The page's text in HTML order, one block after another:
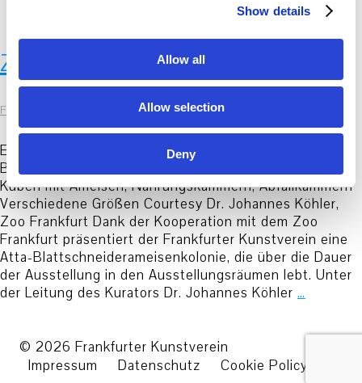
n
Show details
Allow all
Allow selection
Deny
Zoo Frankfurt
FKV
Exponat erarbeitet von Dr. Johannes Köhler Atta-
Blattschneiderameisenkolonie System aus Röhren und
Kuben mit Ameisen, Nahrungskammern, Abfallkammern
Verschiedene Größen Courtesy Dr. Johannes Köhler,
Zoo Frankfurt Dank der Kooperation mit dem Zoo
Frankfurt präsentiert der Frankfurter Kunstverein eine
Atta-Blattschneiderameisenkolonie, die über die Dauer
der Ausstellung in den Ausstellungsräumen lebt. Unter
der Leitung des Kurators Dr. Johannes Köhler …
© 2026 Frankfurter Kunstverein
Impressum
Datenschutz Cookie Policy